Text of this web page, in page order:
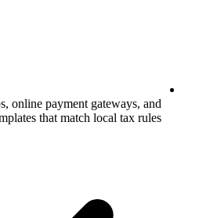
online payment gateways, and
that match local tax rules